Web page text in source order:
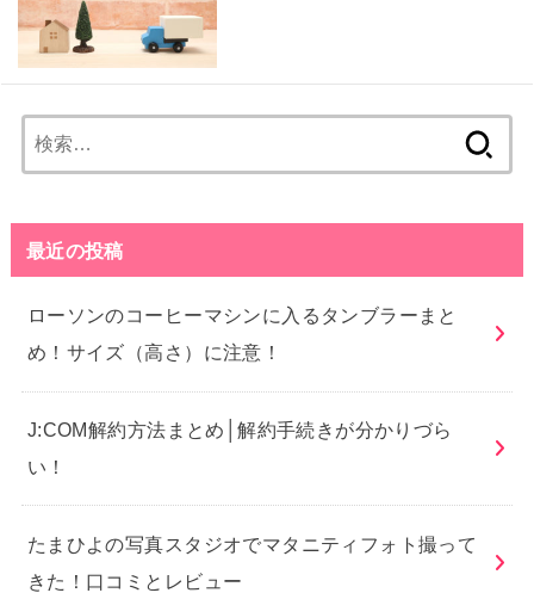
索:
最近の投稿
ローソンのコーヒーマシンに入るタンブラーまと
め！サイズ（高さ）に注意！
J:COM解約方法まとめ│解約手続きが分かりづら
い！
たまひよの写真スタジオでマタニティフォト撮って
きた！口コミとレビュー